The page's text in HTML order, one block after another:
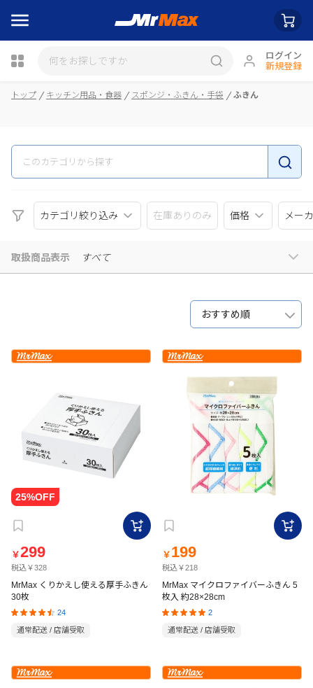
ログイン
新規登録
瓶詰
トップ キッチン用品・食器 スポンジ・ふきん・手袋 ふきん
カテゴリ絞り込み 在庫ありのみ 価格 メー
取扱商品表示 すべて
おすすめ順
￥299
税込￥328
MrMax くりかえし使える厚手ふきん
30枚
24
通常配送 / 店舗受取
￥ 199
税込￥218
MrMax マイクロファイバーふきん 5
枚入 約28×28cm
2
通常配送 / 店舗受取